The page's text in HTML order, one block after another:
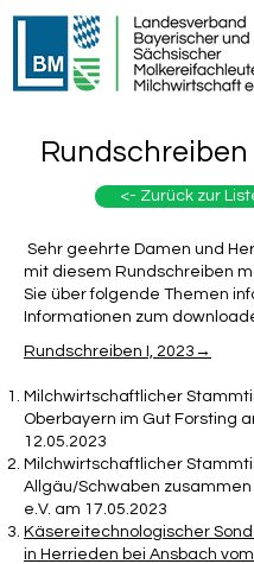
Rundschreiben
<- Zurück zur
Sehr geehrte Damen und
mit diesem Rundschreiben
Sie über folgende Themen
Informationen zum
Rundschreiben I, 2023→
Milchwirtschaftlicher
Oberbayern im Gut Forsting
12.05.2023
Milchwirtschaftlicher
Allgäu/Schwaben zusammen
e.V. am 17.05.2023
Käsereitechnologischer
in Herrieden bei Ansbach